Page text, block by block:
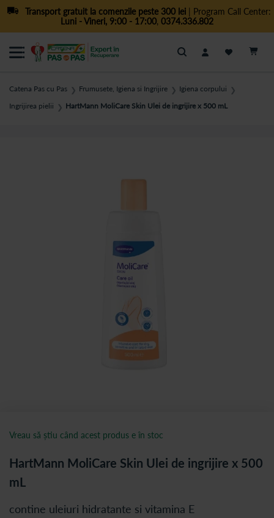
Transport gratuit la comenzile peste 300 lei| Program Call Center:
Luni - Vineri, 9:00 - 17:00, 0374.336.802
Cautare
Catena Pas cu Pas ❯ Frumusete, Igiena si Ingrijire ❯ Igiena corpului ❯
Ingrijirea pielii ❯ HartMann MoliCare Skin Ulei de ingrijire x 500 mL
HartMann MoliCare Skin Ulei de ingrijire x 500
mL
contine uleiuri hidratante si vitamina E
Vreau să știu când acest produs e în stoc